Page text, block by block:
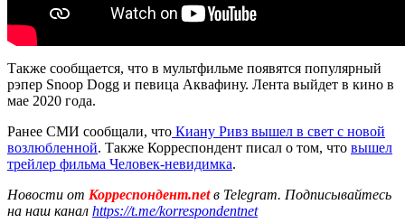
Также сообщается, что в мультфильме появятся популярный
рэпер Snoop Dogg и певица Аквафину. Лента выйдет в кино в
мае 2020 года.
Ранее СМИ сообщали, что Киану Ривз вышел в свет с новой
возлюбленной. Также Корреспондент писал о том, что вышел
трейлер фильма Человек-невидимка.
Новости от Корреспондент.netв Telegram. Подписывайтесь
на наш канал https://t.me/korrespondentnet